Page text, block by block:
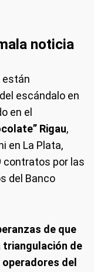
noticia
están
escándalo en
en el
Rigau,
en La Plata,
contratos por las
del Banco
de que
triangulación de
del